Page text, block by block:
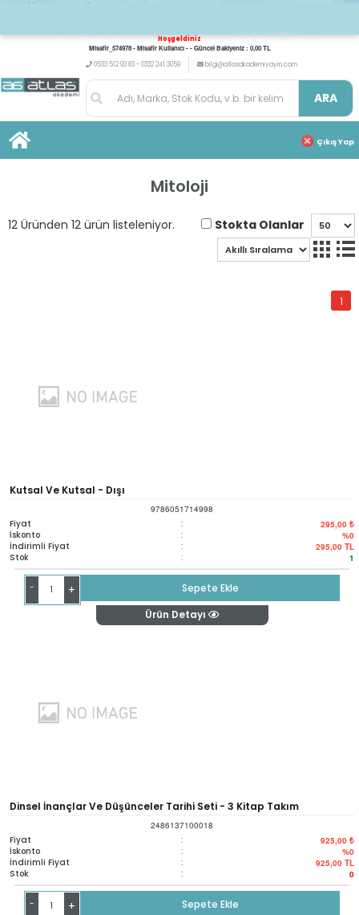
Hoşgeldiniz
Misafir_574978 - Misafir Kullanıcı - - Güncel Bakiyeniz : 0,00 TL
0533 512 93 83 - 0332 241 3059
bilgi@atlasakademiyayin.com
ARA
Çıkış Yap
Mitoloji
12 Üründen 12 ürün listeleniyor. Stokta Olanlar
1
Kutsal Ve Kutsal - Dışı
9786051714998
Fiyat : 295,00 ₺
İskonto : %0
İndirimli Fiyat : 295,00 TL
Stok : 1
- +
Sepete Ekle
Ürün Detayı
Dinsel İnançlar Ve Düşünceler Tarihi Seti - 3 Kitap Takım
2486137100018
Fiyat : 925,00 ₺
İskonto : %0
İndirimli Fiyat : 925,00 TL
Stok : 0
- +
Sepete Ekle